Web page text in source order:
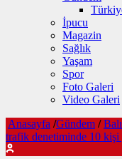
İpucu
Magazin
Sağlık
Yaşam
Spor
Foto Galeri
Video Galeri
Anasayfa /Gündem /
trafik denetiminde 10 kişi